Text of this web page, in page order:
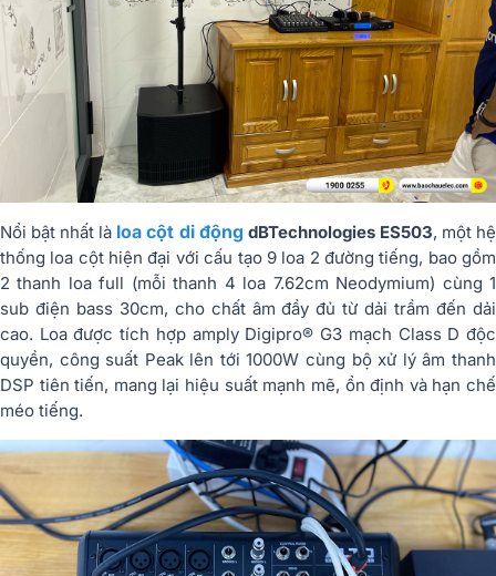
Nổi bật nhất là loa cột di độngdBTechnologies ES503, một hệ
thống loa cột hiện đại với cấu tạo 9 loa 2 đường tiếng, bao gồm
2 thanh loa full (mỗi thanh 4 loa 7.62cm Neodymium) cùng 1
sub điện bass 30cm, cho chất âm đầy đủ từ dải trầm đến dải
cao. Loa được tích hợp amply Digipro® G3 mạch Class D độc
quyền, công suất Peak lên tới 1000W cùng bộ xử lý âm thanh
DSP tiên tiến, mang lại hiệu suất mạnh mẽ, ổn định và hạn chế
méo tiếng.